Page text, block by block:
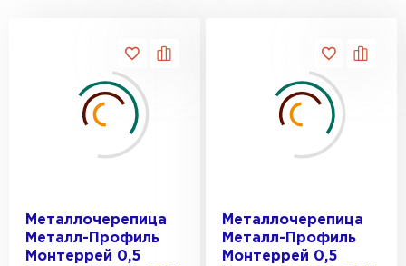
RAL 1015
RAL 1018
RAL 2004
КОЛЛЕКЦИЯ:
Ламонтерра XL
Монтерроса
Супермонтеррей
Белый алюминий
Желто-зеленый
ОБЩАЯ ШИРИНА, ММ:
1170
Металлочерепица
Металл-Профиль
Монтеррей 0,5
Металлочерепица
Металл-Профиль
Монтеррей 0,5